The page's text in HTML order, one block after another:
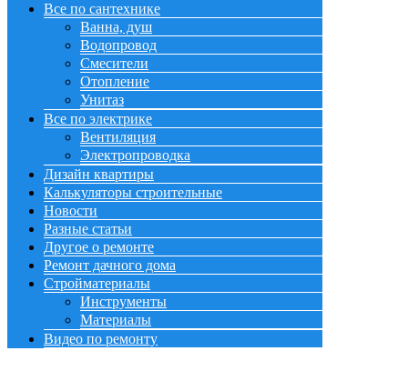
Все по сантехнике
Ванна, душ
Водопровод
Смесители
Отопление
Унитаз
Все по электрике
Вентиляция
Электропроводка
Дизайн квартиры
Калькуляторы строительные
Новости
Разные статьи
Другое о ремонте
Ремонт дачного дома
Стройматериалы
Инструменты
Материалы
Видео по ремонту